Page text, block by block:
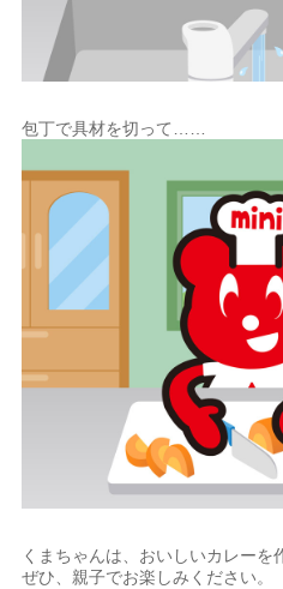
包丁で具材を切って……
くまちゃんは、おいしいカレーを
ぜひ、親子でお楽しみください。